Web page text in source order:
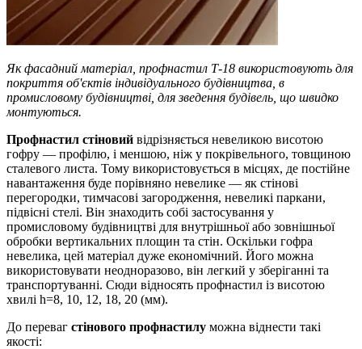
Як фасадний матеріал, профнастил Т-18 використовують для
покриття об'єктів індивідуального будівництва, в
промисловому будівництві, для зведення будівель, що швидко
монтуються.
Профнастил стіновий відрізняється невеликою висотою
гофру — профілю, і меншою, ніж у покрівельного, товщиною
сталевого листа. Тому використовується в місцях, де постійне
навантаження буде порівняно невелике — як стінові
перегородки, тимчасові загородження, невеликі паркани,
підвісні стелі. Він знаходить собі застосування у
промисловому будівництві для внутрішньої або зовнішньої
обробки вертикальних площин та стін. Оскільки гофра
невелика, цей матеріал дуже економічний. Його можна
використовувати неодноразово, він легкий у зберіганні та
транспортуванні. Сюди відносять профнастил із висотою
хвилі h=8, 10, 12, 18, 20 (мм).
До переваг стінового профнастилу можна віднести такі
якості: